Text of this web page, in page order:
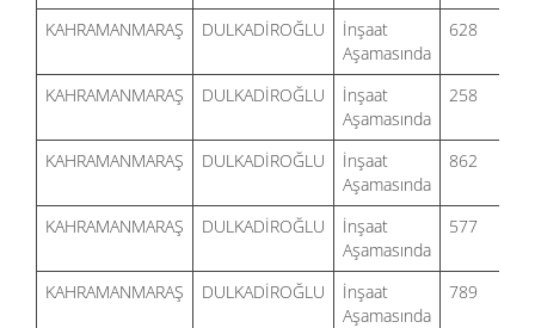
KAHRAMANMARAŞ DULKADİROĞLU
İnşaat
Aşamasında
628
KAHRAMANMARAŞ DULKADİROĞLU
İnşaat
Aşamasında
258
KAHRAMANMARAŞ DULKADİROĞLU
İnşaat
Aşamasında
862
KAHRAMANMARAŞ DULKADİROĞLU
İnşaat
Aşamasında
577
KAHRAMANMARAŞ DULKADİROĞLU
İnşaat
Aşamasında
789